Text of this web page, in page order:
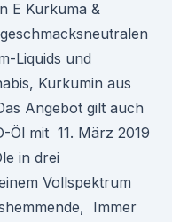
E Kurkuma &
Liquids und
Kurkumin aus
Angebot gilt auch
Öl mit 11. März 2019
in drei
Vollspektrum
Immer